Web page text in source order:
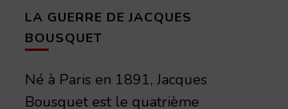
LA GUERRE DE JACQUES
BOUSQUET
Né à Paris en 1891, Jacques
Bousquet est le quatrième